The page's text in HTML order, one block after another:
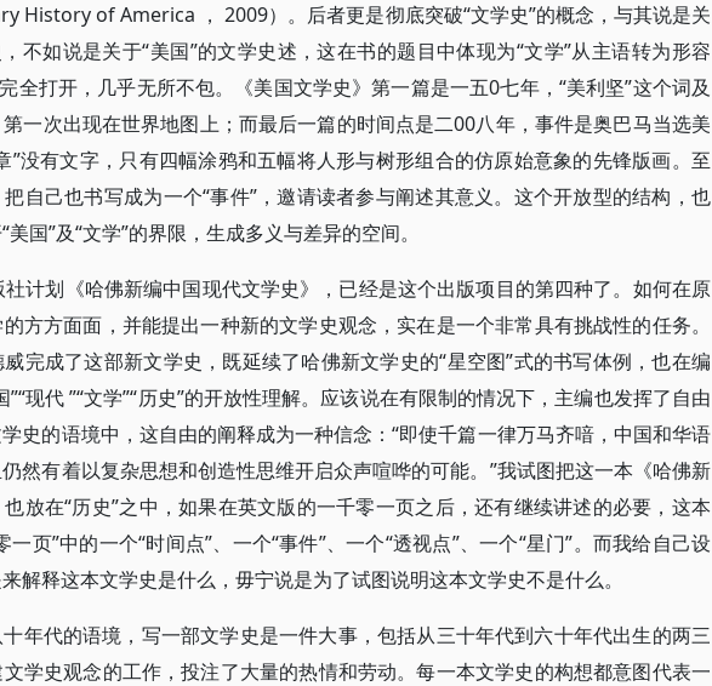
History of America ， 2009）。后者更是彻底突破“文学史”的概念，与其说是关
不如说是关于“美国”的文学史述，这在书的题目中体现为“文学”从主语转为形容
全打开，几乎无所不包。《美国文学史》第一篇是一五0七年，“美利坚”这个词及
一次出现在世界地图上；而最后一篇的时间点是二00八年，事件是奥巴马当选美
”没有文字，只有四幅涂鸦和五幅将人形与树形组合的仿原始意象的先锋版画。至
自己也书写成为一个“事件”，邀请读者参与阐述其意义。这个开放型的结构，也
国”及“文学”的界限，生成多义与差异的空间。
计划《哈佛新编中国现代文学史》，已经是这个出版项目的第四种了。如何在原
方方面面，并能提出一种新的文学史观念，实在是一个非常具有挑战性的任务。
完成了这部新文学史，既延续了哈佛新文学史的“星空图”式的书写体例，也在编
现代 ”“文学”“历史”的开放性理解。应该说在有限制的情况下，主编也发挥了自由
史的语境中，这自由的阐释成为一种信念：“即使千篇一律万马齐喑，中国和华语
然有着以复杂思想和创造性思维开启众声喧哗的可能。”我试图把这一本《哈佛新
放在“历史”之中，如果在英文版的一千零一页之后，还有继续讲述的必要，这本
一页”中的一个“时间点”、一个“事件”、一个“透视点”、一个“星门”。而我给自己设
解释这本文学史是什么，毋宁说是为了试图说明这本文学史不是什么。
年代的语境，写一部文学史是一件大事，包括从三十年代到六十年代出生的两三
学史观念的工作，投注了大量的热情和劳动。每一本文学史的构想都意图代表一